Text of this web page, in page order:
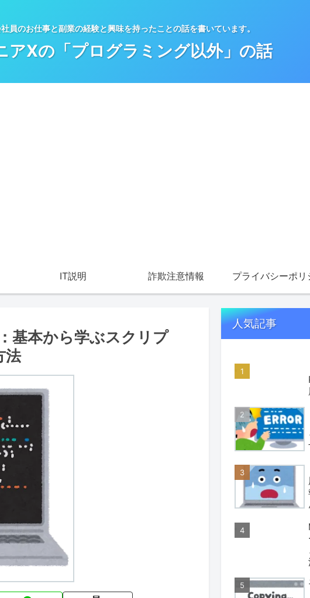
員のお仕事と副業の経験と興味を持ったことの話を書いています。
アXの「プログラミング以外」の話
IT説明 詐欺注意情報 プライバシーポリ
基本から学ぶスクリプ
法
人気記事